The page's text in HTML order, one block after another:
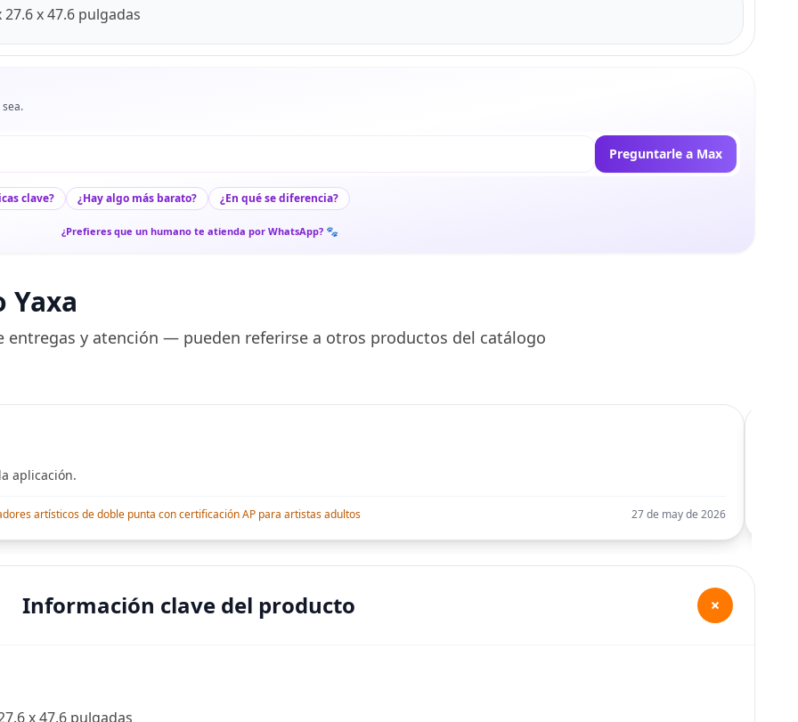
x 47.6 pulgadas
Preguntarle a Max
clave? ¿Hay algo más barato? ¿En qué se diferencia?
¿Prefieres que un humano te atienda por WhatsApp? 🐾
Yaxa
entregas y atención — pueden referirse a otros productos del catálogo
aplicación.
artísticos de doble punta con certificación AP para artistas adultos 27 de may de 2026
Información clave del producto +
x 47.6 pulgadas